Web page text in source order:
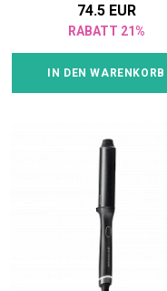
74.5 EUR
RABATT 21%
IN DEN WARENKORB